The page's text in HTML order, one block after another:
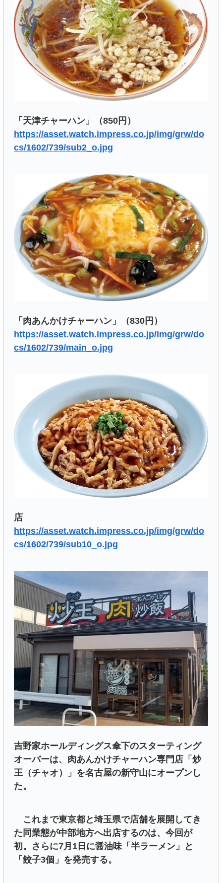
「天津チャーハン」（850円）
https://asset.watch.impress.co.jp/img/grw/do
cs/1602/739/sub2_o.jpg
「肉あんかけチャーハン」（830円）
https://asset.watch.impress.co.jp/img/grw/do
cs/1602/739/main_o.jpg
店
https://asset.watch.impress.co.jp/img/grw/do
cs/1602/739/sub10_o.jpg
吉野家ホールディングス傘下のスターティング
オーバーは、肉あんかけチャーハン専門店「炒
王（チャオ）」を名古屋の新守山にオープンし
た。
これまで東京都と埼玉県で店舗を展開してき
た同業態が中部地方へ出店するのは、今回が
初。さらに7月1日に醤油味「半ラーメン」と
「餃子3個」を発売する。